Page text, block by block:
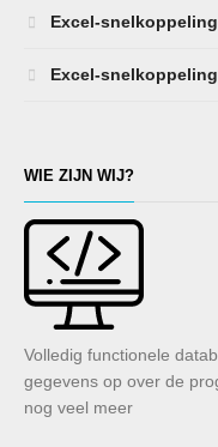
Excel-
Excel-
WIE ZIJN WIJ?
Volledig functionele
gegevens op over de
nog veel meer